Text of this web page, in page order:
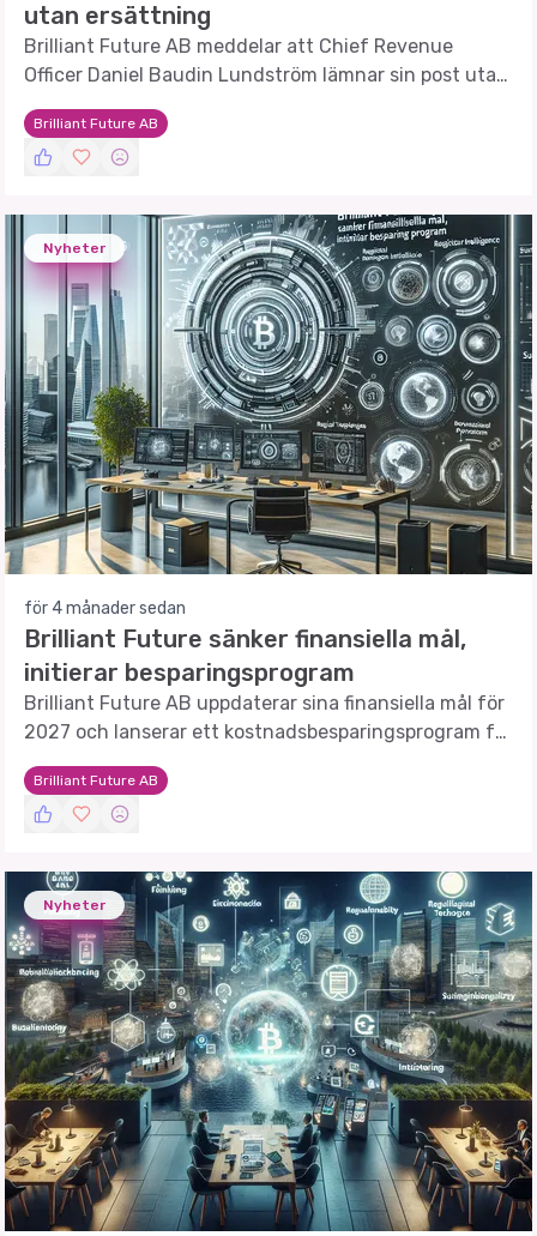
utan ersättning
Brilliant Future AB meddelar att Chief Revenue
Officer Daniel Baudin Lundström lämnar sin post utan
ersättning, vilket kan påverka bolagets kommersiella
struktur.
Brilliant Future AB
Nyheter
för 4 månader sedan
Brilliant Future sänker finansiella mål,
initierar besparingsprogram
Brilliant Future AB uppdaterar sina finansiella mål för
2027 och lanserar ett kostnadsbesparingsprogram för
att säkerställa positiv EBIT och kassaflöde.
Brilliant Future AB
Nyheter